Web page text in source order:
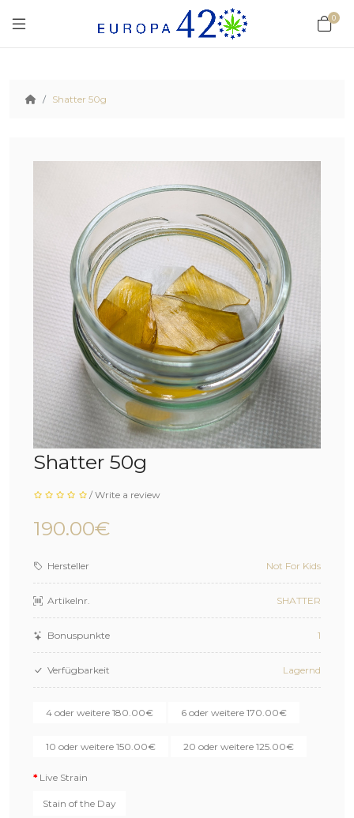
0
Shatter 50g
Shatter 50g
/Write a review
190.00€
Hersteller Not For Kids
Artikelnr. SHATTER
Bonuspunkte 1
Verfügbarkeit Lagernd
4 oder weitere 180.00€ 6 oder weitere 170.00€
10 oder weitere 150.00€ 20 oder weitere 125.00€
Live Strain
Stain of the Day